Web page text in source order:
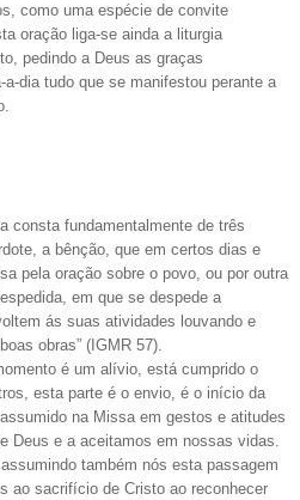
como uma espécie de convite
oração liga-se ainda a liturgia
pedindo a Deus as graças
dia tudo que se manifestou perante a
consta fundamentalmente de três
a bênção, que em certos dias e
pela oração sobre o povo, ou por outra
em que se despede a
ás suas atividades louvando e
obras” (IGMR 57).
é um alívio, está cumprido o
esta parte é o envio, é o início da
na Missa em gestos e atitudes
Deus e a aceitamos em nossas vidas.
também nós esta passagem
ao sacrifício de Cristo ao reconhecer